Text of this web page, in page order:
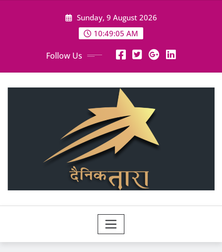
Sunday, 9 August 2026
10:49:07 AM
Follow Us